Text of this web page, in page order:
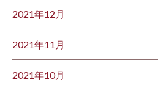
2021年12月
2021年11月
2021年10月